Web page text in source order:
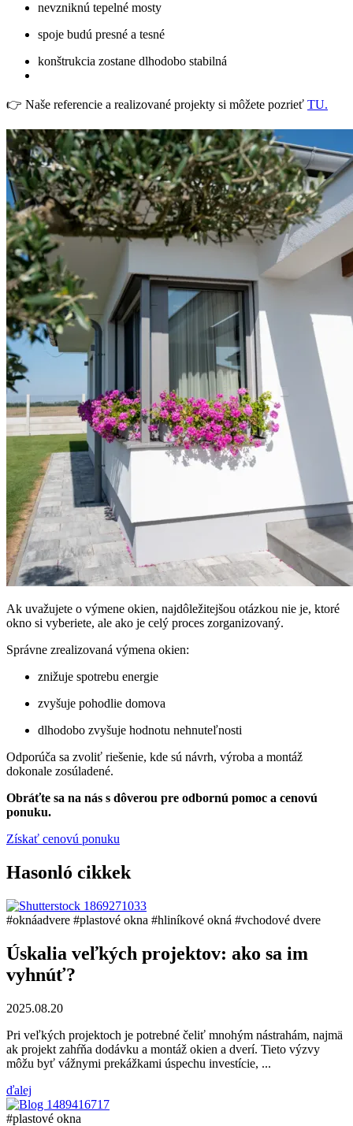
nevzniknú tepelné mosty
spoje budú presné a tesné
konštrukcia zostane dlhodobo stabilná
👉 Naše referencie a realizované projekty si môžete pozrieť TU.
Ak uvažujete o výmene okien, najdôležitejšou otázkou nie je, ktoré
okno si vyberiete, ale ako je celý proces zorganizovaný.
Správne zrealizovaná výmena okien:
znižuje spotrebu energie
zvyšuje pohodlie domova
dlhodobo zvyšuje hodnotu nehnuteľnosti
Odporúča sa zvoliť riešenie, kde sú návrh, výroba a montáž
dokonale zosúladené.
Obráťte sa na nás s dôverou pre odbornú pomoc a cenovú
ponuku.
Získať cenovú ponuku
Hasonló cikkek
#oknáadvere #plastové okna #hliníkové okná #vchodové dvere
Úskalia veľkých projektov: ako sa im
vyhnúť?
2025.08.20
Pri veľkých projektoch je potrebné čeliť mnohým nástrahám, najmä
ak projekt zahŕňa dodávku a montáž okien a dverí. Tieto výzvy
môžu byť vážnymi prekážkami úspechu investície, ...
ďalej
#plastové okna